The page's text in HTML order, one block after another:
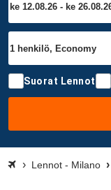
Suorat Lennot
Lennot - Milano